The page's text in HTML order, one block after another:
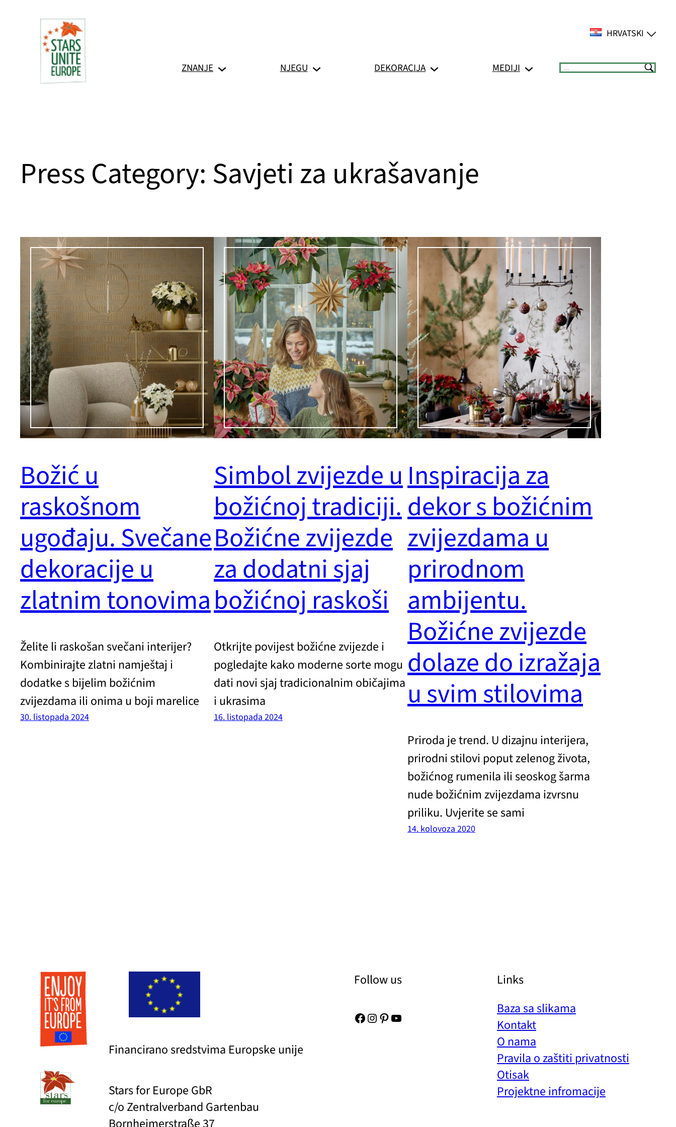
HRVATSKI
ZNANJE NJEGU DEKORACIJA MEDIJI Suchen
Press Category: Savjeti za ukrašavanje
Božić u
raskošnom
ugođaju. Svečane
dekoracije u
zlatnim tonovima
Želite li raskošan svečani interijer?
Kombinirajte zlatni namještaj i
dodatke s bijelim božićnim
zvijezdama ili onima u boji marelice
30. listopada 2024
Simbol zvijezde u
božićnoj tradiciji.
Božićne zvijezde
za dodatni sjaj
božićnoj raskoši
Otkrijte povijest božićne zvijezde i
pogledajte kako moderne sorte mogu
dati novi sjaj tradicionalnim običajima
i ukrasima
16. listopada 2024
Inspiracija za
dekor s božićnim
zvijezdama u
prirodnom
ambijentu.
Božićne zvijezde
dolaze do izražaja
u svim stilovima
Priroda je trend. U dizajnu interijera,
prirodni stilovi poput zelenog života,
božićnog rumenila ili seoskog šarma
nude božićnim zvijezdama izvrsnu
priliku. Uvjerite se sami
14. kolovoza 2020
Financirano sredstvima Europske unije
Stars for Europe GbR
c/o Zentralverband Gartenbau
Follow us
Facebook Instagram Pinterest YouTube
Links
Baza sa slikama
Kontakt
O nama
Pravila o zaštiti privatnosti
Otisak
Projektne infromacije